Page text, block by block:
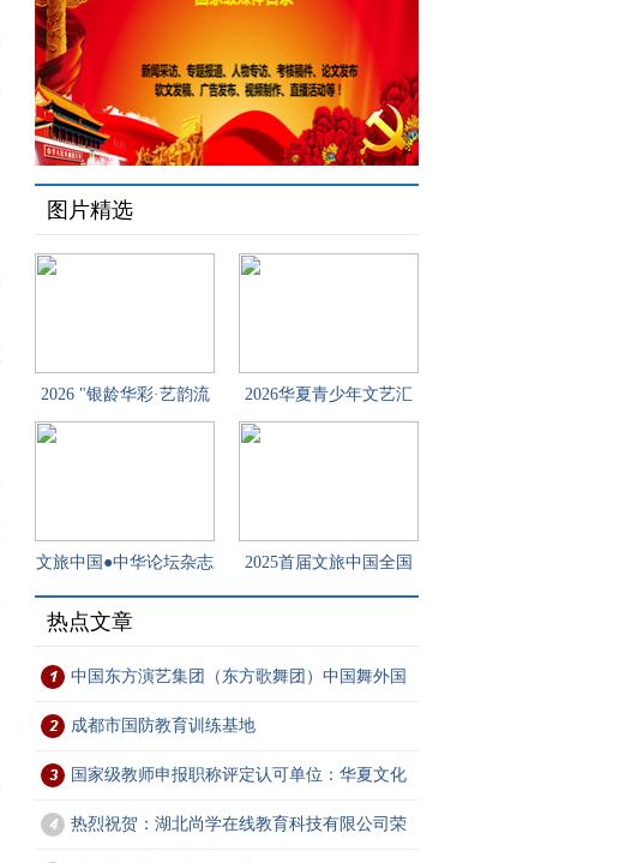
图片精选
2026 "银龄华彩·艺韵流 2026华夏青少年文艺汇
文旅中国●中华论坛杂志 2025首届文旅中国全国
热点文章
中国东方演艺集团（东方歌舞团）中国舞外国
成都市国防教育训练基地
国家级教师申报职称评定认可单位：华夏文化
热烈祝贺：湖北尚学在线教育科技有限公司荣